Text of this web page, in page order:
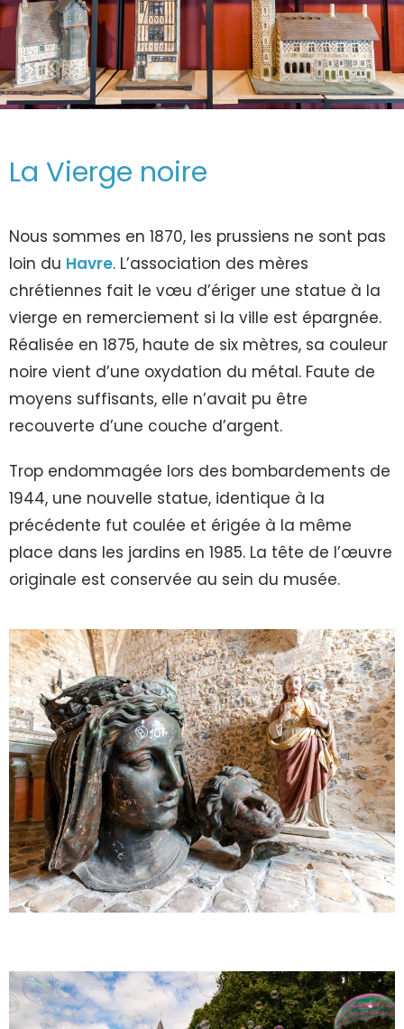
La Vierge noire
Nous sommes en 1870, les prussiens ne sont pas
loin du Havre. L’association des mères
chrétiennes fait le vœu d’ériger une statue à la
vierge en remerciement si la ville est épargnée.
Réalisée en 1875, haute de six mètres, sa couleur
noire vient d’une oxydation du métal. Faute de
moyens suffisants, elle n’avait pu être
recouverte d’une couche d’argent.
Trop endommagée lors des bombardements de
1944, une nouvelle statue, identique à la
précédente fut coulée et érigée à la même
place dans les jardins en 1985. La tête de l’œuvre
originale est conservée au sein du musée.